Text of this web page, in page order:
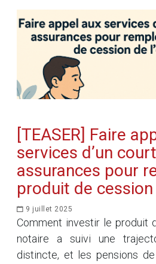
[TEASER] Faire
services d’un
assurances pour
produit de cession
9 juillet 2025
Comment investir le produit
notaire a suivi une
distincte, et les pensions